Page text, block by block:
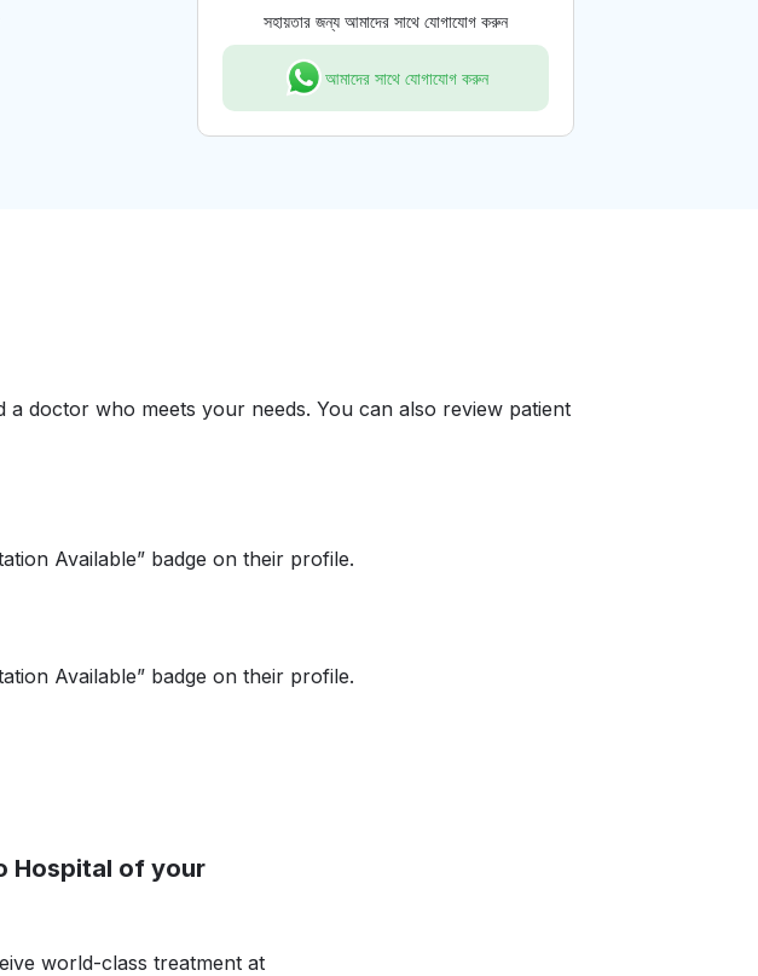
সহায়তার জন্য আমাদের সাথে যোগাযোগ করুন
আমাদের সাথে যোগাযোগ করুন
doctor who meets your needs. You can also review patient
Available” badge on their profile.
Available” badge on their profile.
Hospital of your
world-class treatment at